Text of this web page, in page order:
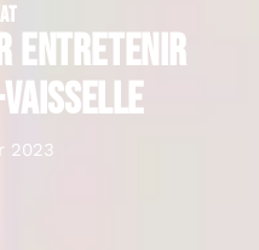
entretenir
2023